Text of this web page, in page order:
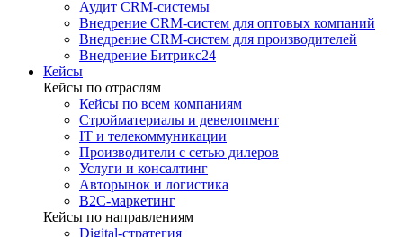
Аудит CRM-системы
Внедрение CRM-систем для оптовых компаний
Внедрение CRM-систем для производителей
Внедрение Битрикс24
Кейсы
Кейсы по отраслям
Кейсы по всем компаниям
Стройматериалы и девелопмент
IT и телекоммуникации
Производители с сетью дилеров
Услуги и консалтинг
Авторынок и логистика
B2С-маркетинг
Кейсы по направлениям
Digital-стратегия